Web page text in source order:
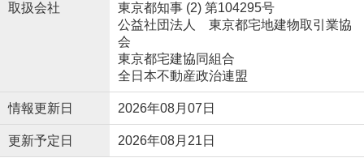
取扱会社
東京都知事 (2) 第104295号
公益社団法人 東京都宅地建物取引業協
会
東京都宅建協同組合
全日本不動産政治連盟
情報更新日 2026年08月07日
更新予定日 2026年08月21日